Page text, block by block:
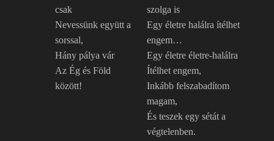
csak
Nevessünk együtt a
sorssal,
Hány pálya vár
Az Ég és Föld
között!
szolga is
Egy életre halálra ítélhet
engem…
Egy életre életre-halálra
Ítélhet engem,
Inkább felszabadítom
magam,
És teszek egy sétát a
végtelenben.